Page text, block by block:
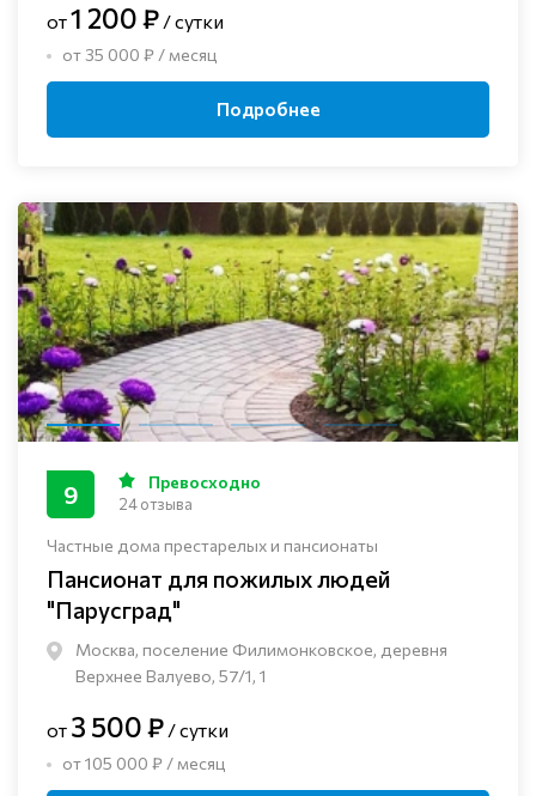
от1 200 ₽ / сутки
от 35 000 ₽ / месяц
Подробнее
Частные дома престарелых и пансионаты
Пансионат для пожилых людей
"Парусград"
Москва, поселение Филимонковское, деревня
Верхнее Валуево, 57/1, 1
9 Превосходно
24 отзыва
от 3 500 ₽ / сутки
от 105 000 ₽ / месяц